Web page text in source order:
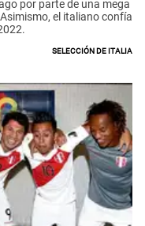
por parte de una mega
el italiano confía
Selección de Italia